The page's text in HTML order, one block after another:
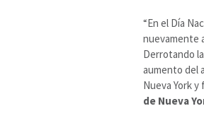
“En el Día
nuevamente
Derrotando
aumento del
Nueva York
de Nueva